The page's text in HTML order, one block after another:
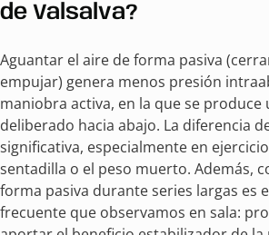
de Valsalva?
Aguantar el aire de forma pasiva
empujar) genera menos presión
maniobra activa, en la que se produce
deliberado hacia abajo. La diferencia
significativa, especialmente en
sentadilla o el peso muerto. Además,
forma pasiva durante series largas es
frecuente que observamos en sala: